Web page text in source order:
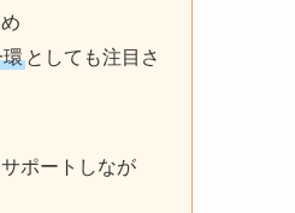
環 としても注目さ
ポートしなが